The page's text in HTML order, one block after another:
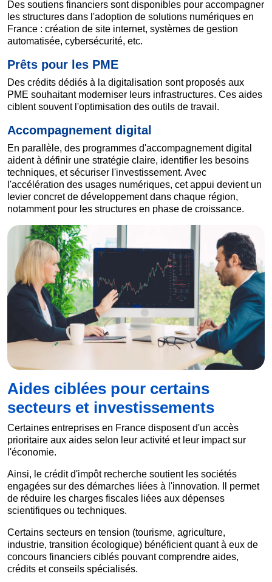
Des soutiens financiers sont disponibles pour accompagner
les structures dans l'adoption de solutions numériques en
France : création de site internet, systèmes de gestion
automatisée, cybersécurité, etc.
Prêts pour les PME
Des crédits dédiés à la digitalisation sont proposés aux
PME souhaitant moderniser leurs infrastructures. Ces aides
ciblent souvent l'optimisation des outils de travail.
Accompagnement digital
En parallèle, des programmes d'accompagnement digital
aident à définir une stratégie claire, identifier les besoins
techniques, et sécuriser l'investissement. Avec
l'accélération des usages numériques, cet appui devient un
levier concret de développement dans chaque région,
notamment pour les structures en phase de croissance.
Aides ciblées pour certains
secteurs et investissements
Certaines entreprises en France disposent d'un accès
prioritaire aux aides selon leur activité et leur impact sur
l'économie.
Ainsi, le crédit d'impôt recherche soutient les sociétés
engagées sur des démarches liées à l'innovation. Il permet
de réduire les charges fiscales liées aux dépenses
scientifiques ou techniques.
Certains secteurs en tension (tourisme, agriculture,
industrie, transition écologique) bénéficient quant à eux de
concours financiers ciblés pouvant comprendre aides,
crédits et conseils spécialisés.